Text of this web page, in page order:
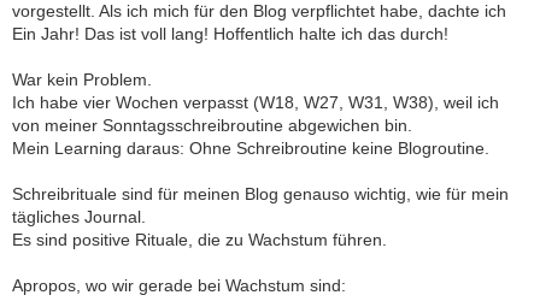
vorgestellt. Als ich mich für den Blog verpflichtet habe, dachte ich
Ein Jahr! Das ist voll lang! Hoffentlich halte ich das durch!
War kein Problem.
Ich habe vier Wochen verpasst (W18, W27, W31, W38), weil ich
von meiner Sonntagsschreibroutine abgewichen bin.
Mein Learning daraus: Ohne Schreibroutine keine Blogroutine.
Schreibrituale sind für meinen Blog genauso wichtig, wie für mein
tägliches Journal.
Es sind positive Rituale, die zu Wachstum führen.
Apropos, wo wir gerade bei Wachstum sind: